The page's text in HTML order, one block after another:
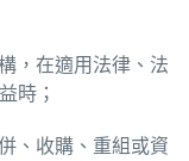
，在適用法律、法
時；
、收購、重組或資